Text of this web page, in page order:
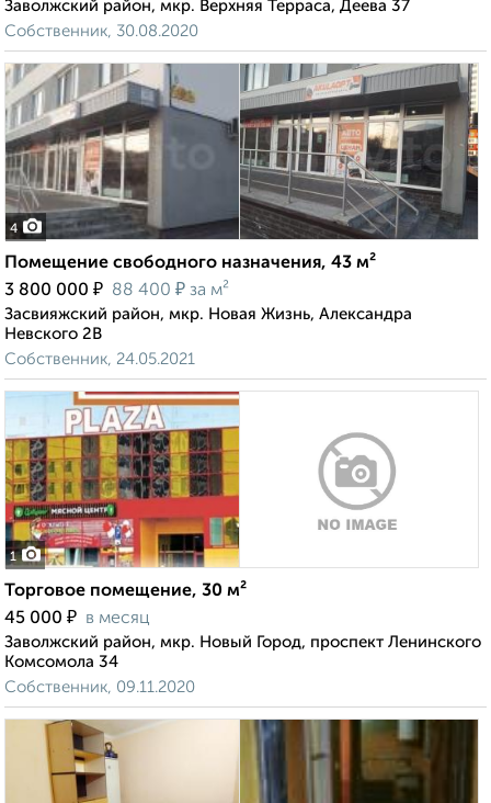
Заволжский район, мкр. Верхняя Терраса, Деева 37
Собственник, 30.08.2020
4
Помещение свободного назначения, 43 м²
3 800 000 ₽ 88 400 ₽ за м²
Засвияжский район, мкр. Новая Жизнь, Александра
Невского 2В
Собственник, 24.05.2021
1
Торговое помещение, 30 м²
45 000 ₽ в месяц
Заволжский район, мкр. Новый Город, проспект Ленинского
Комсомола 34
Собственник, 09.11.2020